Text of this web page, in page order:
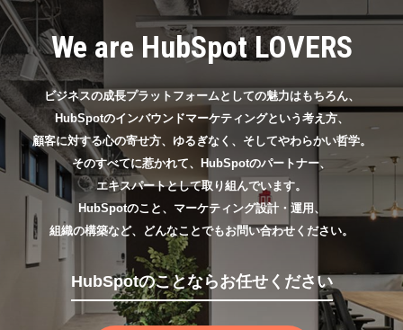
We are HubSpot LOVERS
ビジネスの成長プラットフォームとしての魅力はもちろん、
HubSpotのインバウンドマーケティングという考え方、
顧客に対する心の寄せ方、ゆるぎなく、そしてやわらかい哲学。
そのすべてに惹かれて、HubSpotのパートナー、
エキスパートとして取り組んでいます。
HubSpotのこと、マーケティング設計・運用、
組織の構築など、どんなことでもお問い合わせください。
HubSpotのことならお任せください